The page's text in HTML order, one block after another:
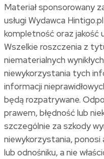
Materiał sponsorowany
usługi Wydawca
kompletność oraz jakość
Wszelkie roszczenia z
niematerialnych
niewykorzystania tych
informacji
będą rozpatrywane.
prawem, błędność lub
szczególnie za szkody
niewykorzystania, ponosi
lub odnośniku, a nie